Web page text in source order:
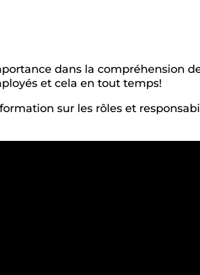
dans la compréhension
et cela en tout temps!
sur les rôles et